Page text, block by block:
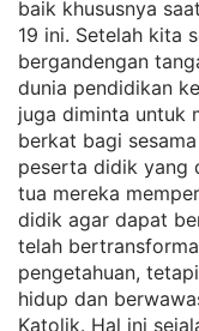
baik khususnya
19 ini. Setelah kita
bergandengan
dunia pendidikan
juga diminta untuk
berkat bagi
peserta didik yang
tua mereka
didik agar dapat
telah
pengetahuan,
hidup dan
Katolik. Hal ini